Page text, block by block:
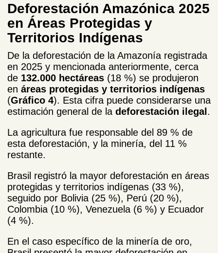
Deforestación Amazónica 2025
en Áreas Protegidas y
Territorios Indígenas
De la deforestación de la Amazonía registrada
en 2025 y mencionada anteriormente, cerca
de 132.000 hectáreas (18 %) se produjeron
en áreas protegidas y territorios indígenas
(Gráfico 4). Esta cifra puede considerarse una
estimación general de la deforestación ilegal.
La agricultura fue responsable del 89 % de
esta deforestación, y la minería, del 11 %
restante.
Brasil registró la mayor deforestación en áreas
protegidas y territorios indígenas (33 %),
seguido por Bolivia (25 %), Perú (20 %),
Colombia (10 %), Venezuela (6 %) y Ecuador
(4 %).
En el caso específico de la minería de oro,